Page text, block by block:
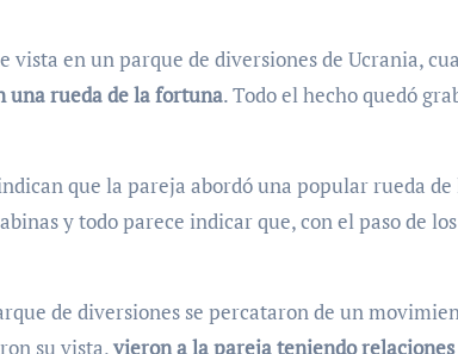
vista en un parque de diversiones de Ucrania,
una rueda de la fortuna. Todo el hecho quedó
que la pareja abordó una popular rueda
y todo parece indicar que, con el paso de
de diversiones se percataron de un
su vista,vieron a la pareja teniendo relaciones